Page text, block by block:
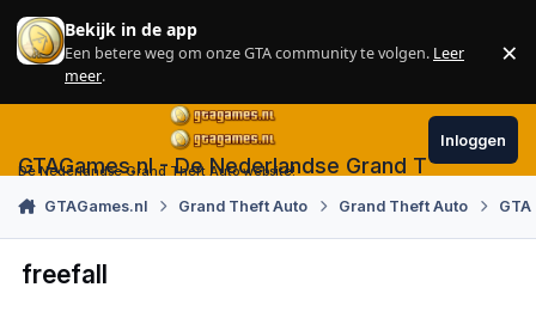
Skip to content
Bekijk in de app
Een betere weg om onze GTA community te volgen. Leer
meer.
×
GTAGames.nl - De Nederlandse Grand Theft Auto
De Nederlandse Grand Theft Auto website!
Inloggen
GTAGames.nl Grand Theft Auto Grand Theft Auto
freefall